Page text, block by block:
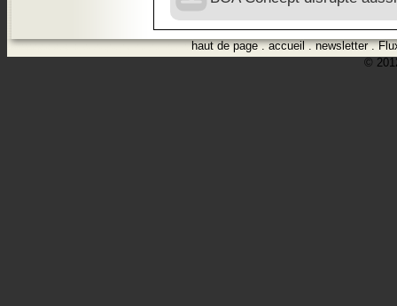
haut de page.accueil.newsletter.
©